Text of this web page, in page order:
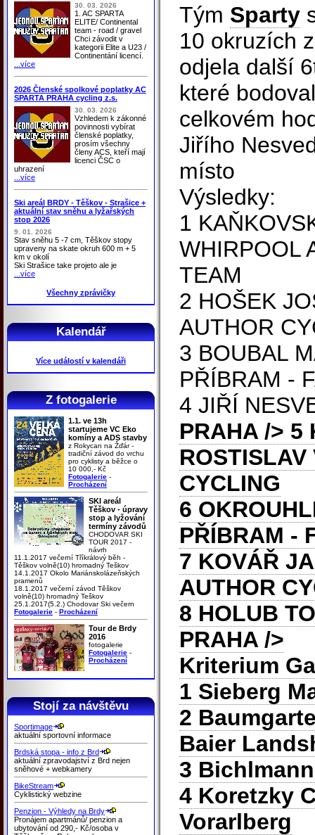
30. 03. 2026
1. AC SPARTA
ELITE/ Continental
team - road / gravel
Chci závodit v
kategorii Elite a U23 /
Continentání licencí.
...více
2026 Členské spolkové poplatky AC
SPARTA PRAHA cycling z.s.
30. 03. 2026
Vzhledem k zákonné
povinnosti vybírat
členské poplatky,
prosím všechny
členy ACS, kteří mají
licenci ČSC o
uhrazení
...více
Ski areál BRDY - Těškov - Strašice +
aktuální stav sněhu a lyžařských
stop 2026
9. 01. 2026
Stav sněhu 5 -7 cm, Těškov stopy
upraveny na skate okruh 600 m + 5
km v okolí
Ski Strašice take projeto ale je
...více
Všechny zprávičky
Kalendář
Více událostí v kalendáři
Z fotogalerie
1.1. ve 13h
startujeme VC Eko
komíny a ADS stavby
z Rokycan na Žďár -
tradiční závod do vrchu
pro cyklisty a běžce o
10 000,- Kč
Fotogalerie -
Procházení
SKI areál
Těškov - úpravy
stop a lyžování
termíny závodů
CHODOVAR SKI
TOUR 2017 -
návrh
11.1.2017 večerní Tříkrálový běh -
Těškov volně(10) hromadný Teškov
14.1.2017 Okolo Mariánskolázeňských
pramenů
18.1.2017 večerní závod Těškov
volně(10) hromadný Teškov
25.1.2017(5.2.) Chodovar Ski večern
Fotogalerie - Procházení
Tour de Brdy
2016
fotogalerie
Fotogalerie -
Procházení
Stojí za návštěvu
Sportimage
aktuální sportovní informace
Brdská stopa - info z Brd
aktuální zpravodajství z Brd nejen
sněhové + webkamery
BikeStream
Cyklistický webzine
Penzion - Výhledy na Brdy
Pronájem apartmánů/ penzion a
ubytování od 290,- Kč/osoba v
Tým Sparty
10 okruzích
odjela další
které
celkovém
Jiřího
místo
Výsledky:
1
WHIRPOOL
TEAM
2 HOŠEK
AUTHOR
3 BOUBAL
PŘÍBRAM -
4 JIŘÍ
PRAHA/> 5
ROSTISLAV
CYCLING
6
PŘÍBRAM -
7 KOVÁŘ
AUTHOR
8 HOLUB
PRAHA/>
Kriterium
1 Sieberg
2
Baier
3
4 Koretzky
Vorarlberg